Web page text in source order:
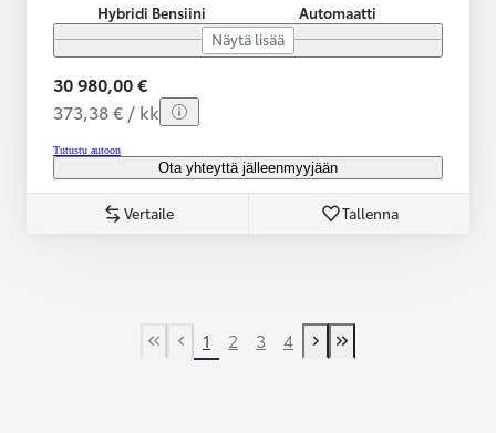
Hybridi Bensiini
Automaatti
Näytä lisää
30 980,00 €
373,38 € / kk
Tutustu autoon
Ota yhteyttä jälleenmyyjään
Vertaile Tallenna
First Page
Previous page
1 2 3 4
Next page
Last Page